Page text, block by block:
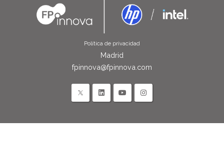
Política de privacidad
Madrid
fpinnova@fpinnova.com